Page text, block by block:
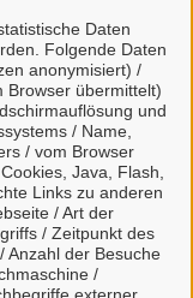
Daten
Folgende Daten
anonymisiert) /
Browser übermittelt)
und
/ Name,
/ vom Browser
Java, Flash,
Links zu anderen
/ Art der
/ Zeitpunkt des
Anzahl der Besuche
/
Konto zur
zustehen